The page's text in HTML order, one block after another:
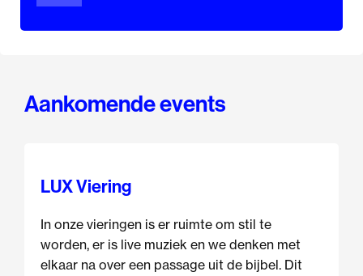
Aankomende events
LUX Viering
In onze vieringen is er ruimte om stil te
worden, er is live muziek en we denken met
elkaar na over een passage uit de bijbel. Dit